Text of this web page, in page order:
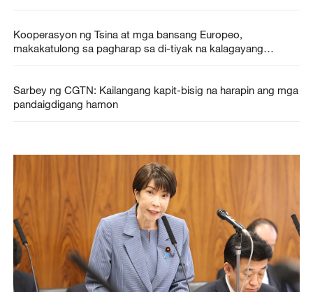
Kooperasyon ng Tsina at mga bansang Europeo,
makakatulong sa pagharap sa di-tiyak na kalagayang
Sarbey ng CGTN: Kailangang kapit-bisig na harapin ang mga
pandaigdigang hamon